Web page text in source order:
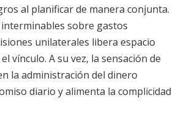
al planificar de manera conjunta.
sobre gastos
unilaterales libera espacio
vínculo. A su vez, la sensación de
la administración del dinero
diario y alimenta la complicidad